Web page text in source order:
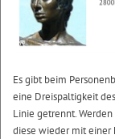
Es gibt beim
eine Dreispaltigkeit
Linie getrennt.
diese wieder mit